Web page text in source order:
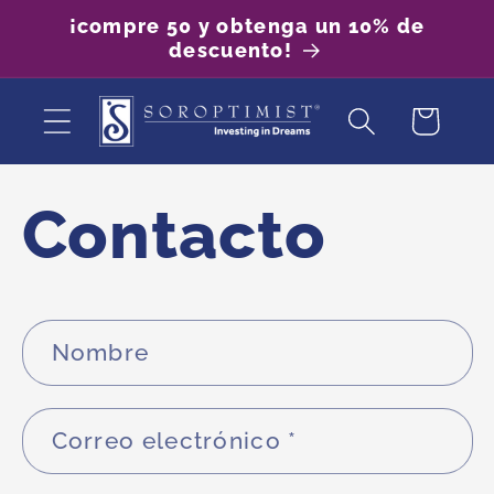
directamente
¡compre 50 y obtenga un 10% de
descuento!
Carrito
Contacto
F
o
r
m
Nombre
Correo electrónico *